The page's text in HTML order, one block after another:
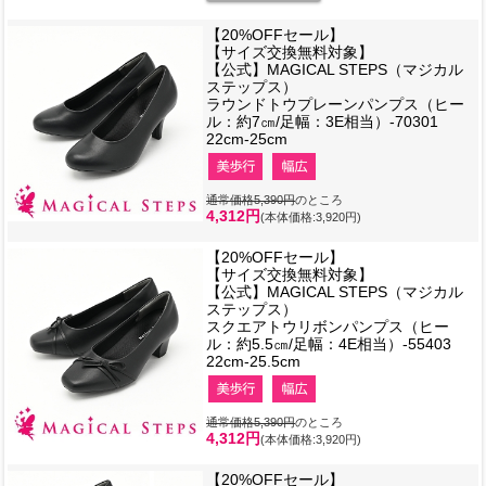
【20%OFFセール】
【サイズ交換無料対象】
【公式】MAGICAL STEPS（マジカル
ステップス）
ラウンドトウプレーンパンプス（ヒー
ル：約7㎝/足幅：3E相当）-70301
22cm-25cm
通常価格5,390円のところ
4,312円(本体価格:3,920円)
【20%OFFセール】
【サイズ交換無料対象】
【公式】MAGICAL STEPS（マジカル
ステップス）
スクエアトウリボンパンプス（ヒー
ル：約5.5㎝/足幅：4E相当）-55403
22cm-25.5cm
通常価格5,390円のところ
4,312円(本体価格:3,920円)
【20%OFFセール】